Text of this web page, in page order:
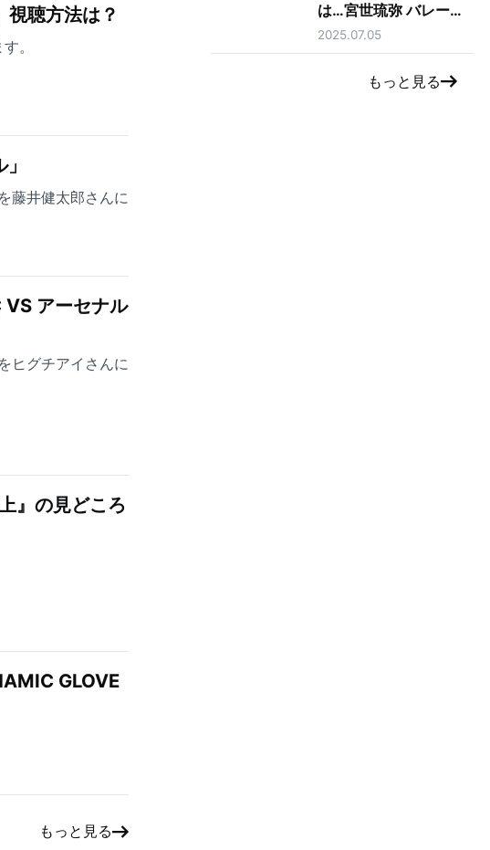
聴方法は？
。
藤井健太郎さんに
アーセナル
ヒグチアイさんに
GLOVE
もっと見る
は…宮世琉弥 バレーボ
ールへの愛
2025.07.05
もっと見る